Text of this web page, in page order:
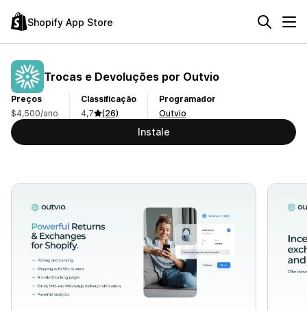
Shopify App Store
Trocas e Devoluções por Outvio
Preços
$4,500/ano
Classificação
4,7
(26)
Programador
Outvio
Instale